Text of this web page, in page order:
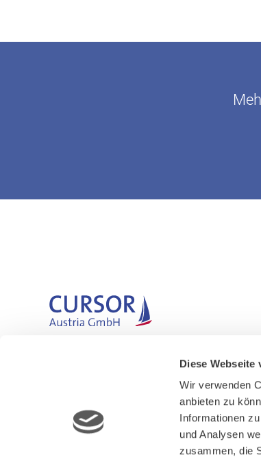
Diese Webseite
Wir verwenden
anbieten zu
Informationen
und Analysen
zusammen, die